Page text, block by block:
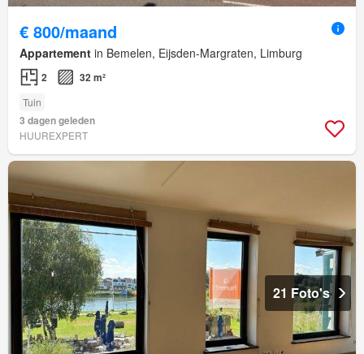
€ 800/maand
Appartement in Bemelen, Eijsden-Margraten, Limburg
2 32 m²
Tuin
3 dagen geleden
HUUREXPERT
21 Foto's